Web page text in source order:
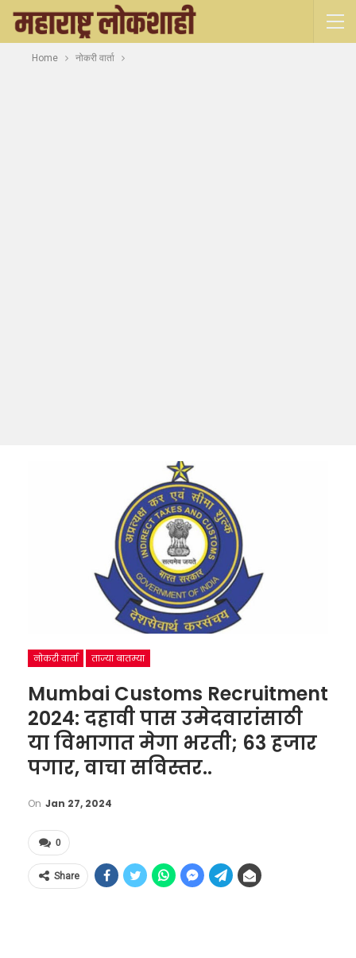
Home नोकरी वार्ता
नोकरी वार्ता ताज्या बातम्या
Mumbai Customs Recruitment
2024: दहावी पास उमेदवारांसाठी
या विभागात मेगा भरती; 63 हजार
पगार, वाचा सविस्तर..
On Jan 27, 2024
0
Share